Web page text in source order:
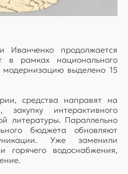
Иванченко продолжается
в рамках национального
выделено 15
средства направят на
интерактивного
литературы. Параллельно
бюджета обновляют
Уже заменили
горячего водоснабжения,